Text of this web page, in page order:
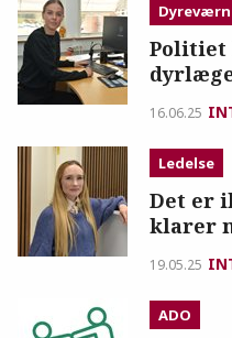
Dyreværn
Politiet
16.06.25
Ledelse
Det er
klarer
19.05.25
ADO